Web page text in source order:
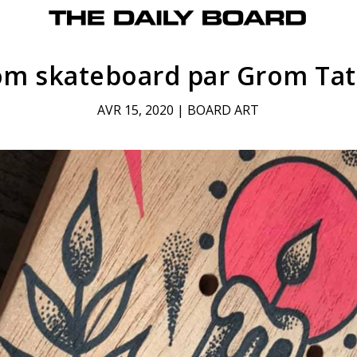
skateboard par Grom
AVR 15, 2020 | BOARD ART